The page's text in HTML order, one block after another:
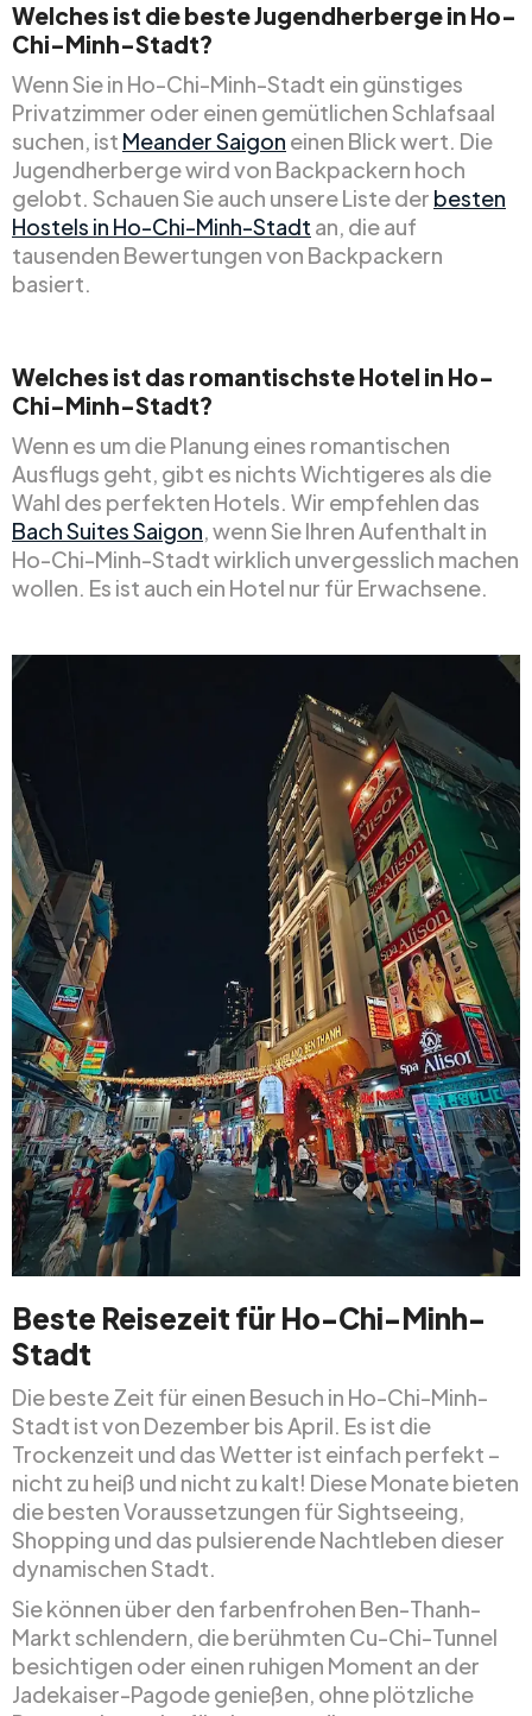
Welches ist die beste Jugendherberge in Ho-
Chi-Minh-Stadt?
Wenn Sie in Ho-Chi-Minh-Stadt ein günstiges
Privatzimmer oder einen gemütlichen Schlafsaal
suchen, ist Meander Saigon einen Blick wert. Die
Jugendherberge wird von Backpackern hoch
gelobt. Schauen Sie auch unsere Liste der besten
Hostels in Ho-Chi-Minh-Stadt an, die auf
tausenden Bewertungen von Backpackern
basiert.
Welches ist das romantischste Hotel in Ho-
Chi-Minh-Stadt?
Wenn es um die Planung eines romantischen
Ausflugs geht, gibt es nichts Wichtigeres als die
Wahl des perfekten Hotels. Wir empfehlen das
Bach Suites Saigon, wenn Sie Ihren Aufenthalt in
Ho-Chi-Minh-Stadt wirklich unvergesslich machen
wollen. Es ist auch ein Hotel nur für Erwachsene.
Beste Reisezeit für Ho-Chi-Minh-
Stadt
Die beste Zeit für einen Besuch in Ho-Chi-Minh-
Stadt ist von Dezember bis April. Es ist die
Trockenzeit und das Wetter ist einfach perfekt –
nicht zu heiß und nicht zu kalt! Diese Monate bieten
die besten Voraussetzungen für Sightseeing,
Shopping und das pulsierende Nachtleben dieser
dynamischen Stadt.
Sie können über den farbenfrohen Ben-Thanh-
Markt schlendern, die berühmten Cu-Chi-Tunnel
besichtigen oder einen ruhigen Moment an der
Jadekaiser-Pagode genießen, ohne plötzliche